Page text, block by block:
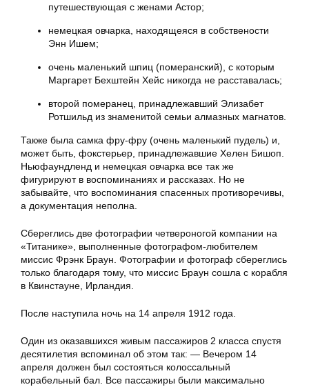
путешествующая с женами Астор;
немецкая овчарка, находящеяся в собствености
Энн Ишем;
очень маленький шпиц (померанский), с которым
Маргарет Бехштейн Хейс никогда не расставалась;
второй померанец, принадлежавший Элизабет
Ротшильд из знаменитой семьи алмазных магнатов.
Также была самка фру-фру (очень маленький пудель) и,
может быть, фокстерьер, принадлежавшие Хелен Бишоп.
Ньюфаундленд и немецкая овчарка все так же
фигурируют в воспоминаниях и рассказах. Но не
забывайте, что воспоминания спасенных противоречивы,
а документация неполна.
Сбереглись две фотографии четвероногой компании на
«Титанике», выполненные фотографом-любителем
миссис Фрэнк Браун. Фотографии и фотограф сбереглись
только благодаря тому, что миссис Браун сошла с корабля
в Квинстауне, Ирландия.
После наступила ночь на 14 апреля 1912 года.
Один из оказавшихся живым пассажиров 2 класса спустя
десятилетия вспоминал об этом так: — Вечером 14
апреля должен был состояться колоссальный
корабельный бал. Все пассажиры были максимально